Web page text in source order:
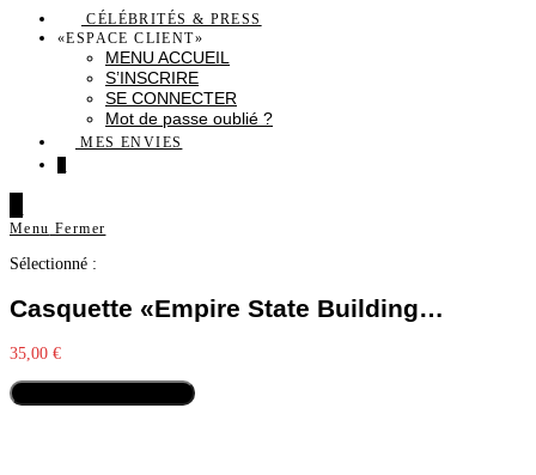
CÉLÉBRITÉS & PRESS
«ESPACE CLIENT»
MENU ACCUEIL
S’INSCRIRE
SE CONNECTER
Mot de passe oublié ?
MES ENVIES
Menu Fermer
Sélectionné :
Casquette «Empire State Building…
35,00 €